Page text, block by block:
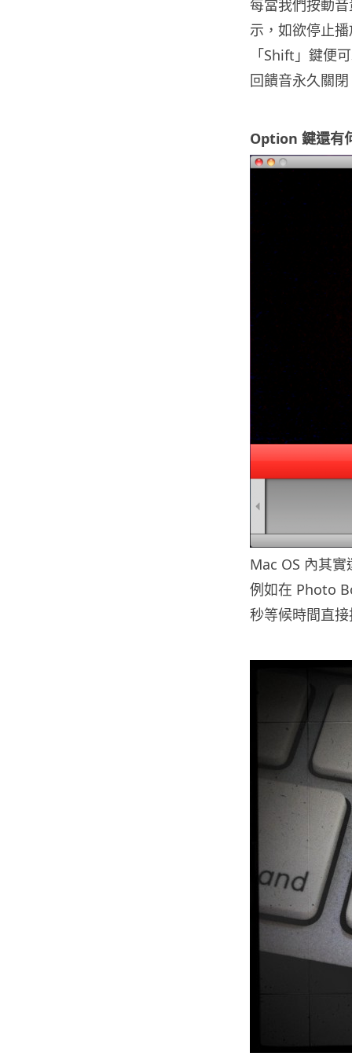
每當我們按動
示，如欲停止
「Shift」鍵便
回饋音永久關
Option 鍵還有
Mac OS 內其
例如在 Photo
秒等候時間直